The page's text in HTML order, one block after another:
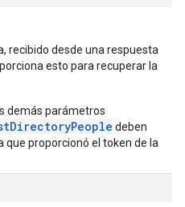
recibido desde una respuesta
esto para recuperar la
demás parámetros
deben
que proporcionó el token de la